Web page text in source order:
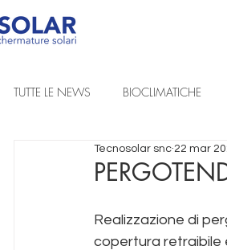
TUTTE LE NEWS BIOCLIMATICHE
REALIZZAZIONI A PROGETTO
TENDE DA SOLE A BRACCIA
Tecnosolar snc 22 mar
Realizzazione di
copertura retraibile